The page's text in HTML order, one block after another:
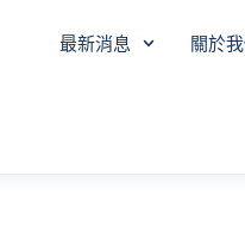
最新消息 關於